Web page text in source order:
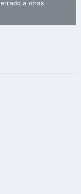
a otras